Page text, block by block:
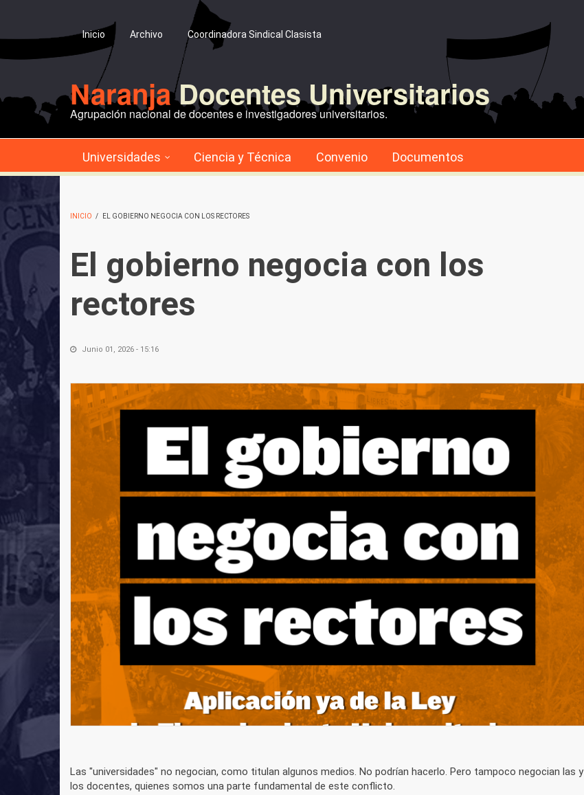
Inicio Archivo Coordinadora Sindical Clasista
NaranjaDocentes Universitarios
Agrupación nacional de docentes e investigadores universitarios.
Universidades Ciencia y Técnica Convenio Documentos
INICIO / EL GOBIERNO NEGOCIA CON LOS RECTORES
El gobierno negocia con los
rectores
Junio 01, 2026 - 15:16
Las "universidades" no negocian, como titulan algunos medios. No podrían hacerlo. Pero tampoco negocian las y
los docentes, quienes somos una parte fundamental de este conflicto.